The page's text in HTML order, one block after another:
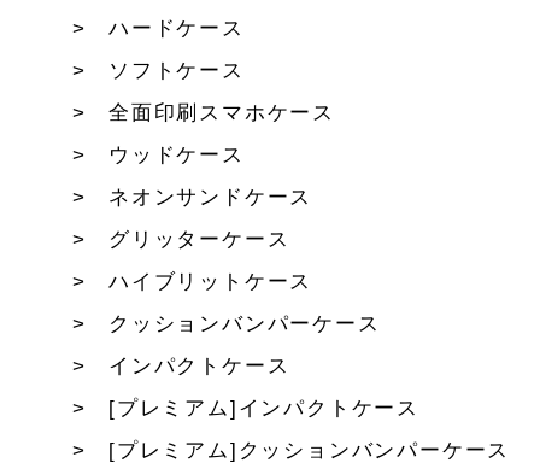
ハードケース
ソフトケース
全面印刷スマホケース
ウッドケース
ネオンサンドケース
グリッターケース
ハイブリットケース
クッションバンパーケース
インパクトケース
[プレミアム]インパクトケース
[プレミアム]クッションバンパーケース